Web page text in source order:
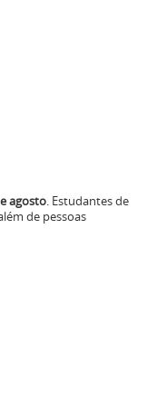
agosto. Estudantes de
de pessoas